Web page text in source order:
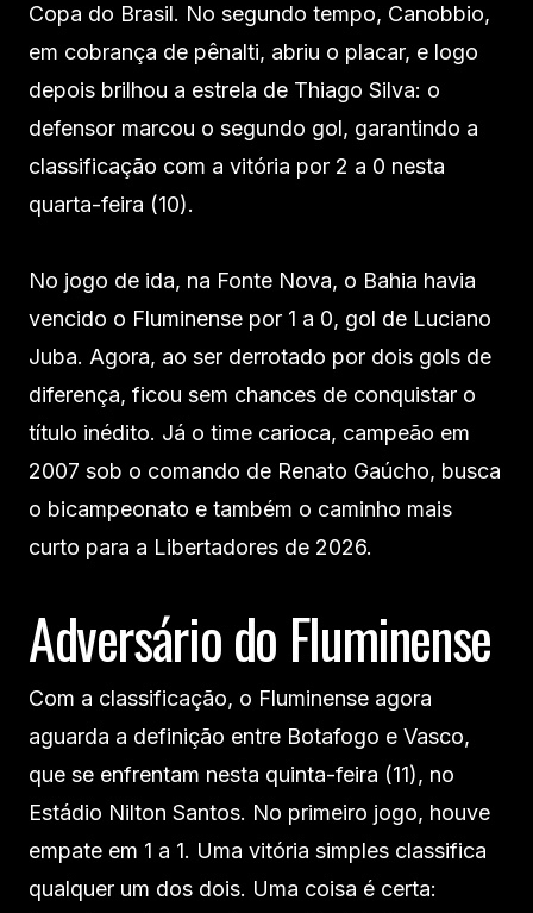
Copa do Brasil. No segundo tempo, Canobbio,
em cobrança de pênalti, abriu o placar, e logo
depois brilhou a estrela de Thiago Silva: o
defensor marcou o segundo gol, garantindo a
classificação com a vitória por 2 a 0 nesta
quarta-feira (10).
No jogo de ida, na Fonte Nova, o Bahia havia
vencido o Fluminense por 1 a 0, gol de Luciano
Juba. Agora, ao ser derrotado por dois gols de
diferença, ficou sem chances de conquistar o
título inédito. Já o time carioca, campeão em
2007 sob o comando de Renato Gaúcho, busca
o bicampeonato e também o caminho mais
curto para a Libertadores de 2026.
Adversário do Fluminense
Com a classificação, o Fluminense agora
aguarda a definição entre Botafogo e Vasco,
que se enfrentam nesta quinta-feira (11), no
Estádio Nilton Santos. No primeiro jogo, houve
empate em 1 a 1. Uma vitória simples classifica
qualquer um dos dois. Uma coisa é certa: